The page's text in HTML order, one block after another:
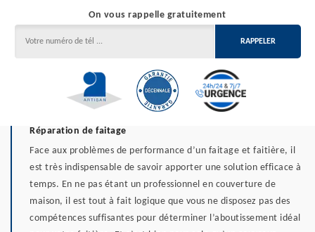
On vous rappelle gratuitement
Réparation de faitage
Face aux problèmes de performance d’un faitage et faitière, il
est très indispensable de savoir apporter une solution efficace à
temps. En ne pas étant un professionnel en couverture de
maison, il est tout à fait logique que vous ne disposez pas des
compétences suffisantes pour déterminer l’aboutissement idéal